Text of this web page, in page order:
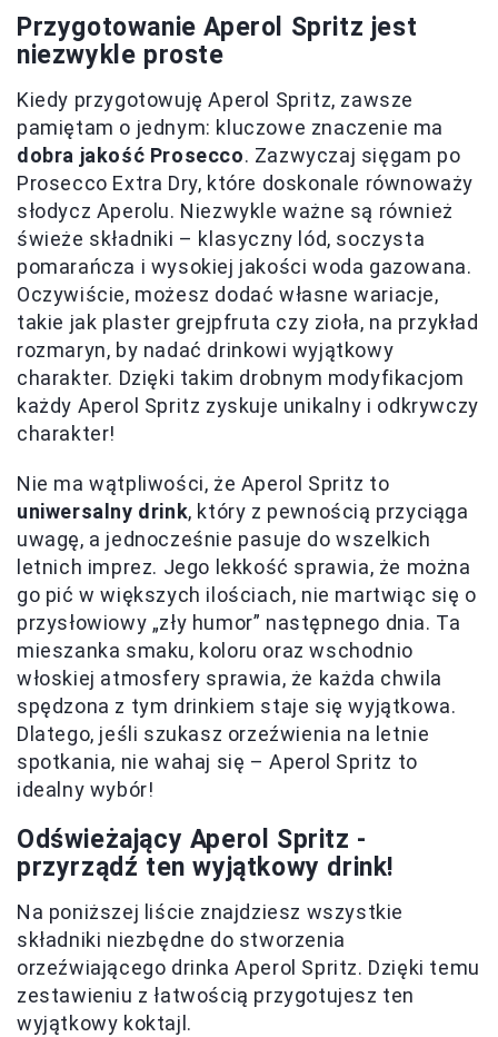
Przygotowanie Aperol Spritz jest
niezwykle proste
Kiedy przygotowuję Aperol Spritz, zawsze
pamiętam o jednym: kluczowe znaczenie ma
dobra jakość Prosecco. Zazwyczaj sięgam po
Prosecco Extra Dry, które doskonale równoważy
słodycz Aperolu. Niezwykle ważne są również
świeże składniki – klasyczny lód, soczysta
pomarańcza i wysokiej jakości woda gazowana.
Oczywiście, możesz dodać własne wariacje,
takie jak plaster grejpfruta czy zioła, na przykład
rozmaryn, by nadać drinkowi wyjątkowy
charakter. Dzięki takim drobnym modyfikacjom
każdy Aperol Spritz zyskuje unikalny i odkrywczy
charakter!
Nie ma wątpliwości, że Aperol Spritz to
uniwersalny drink, który z pewnością przyciąga
uwagę, a jednocześnie pasuje do wszelkich
letnich imprez. Jego lekkość sprawia, że można
go pić w większych ilościach, nie martwiąc się o
przysłowiowy „zły humor” następnego dnia. Ta
mieszanka smaku, koloru oraz wschodnio
włoskiej atmosfery sprawia, że każda chwila
spędzona z tym drinkiem staje się wyjątkowa.
Dlatego, jeśli szukasz orzeźwienia na letnie
spotkania, nie wahaj się – Aperol Spritz to
idealny wybór!
Odświeżający Aperol Spritz -
przyrządź ten wyjątkowy drink!
Na poniższej liście znajdziesz wszystkie
składniki niezbędne do stworzenia
orzeźwiającego drinka Aperol Spritz. Dzięki temu
zestawieniu z łatwością przygotujesz ten
wyjątkowy koktajl.